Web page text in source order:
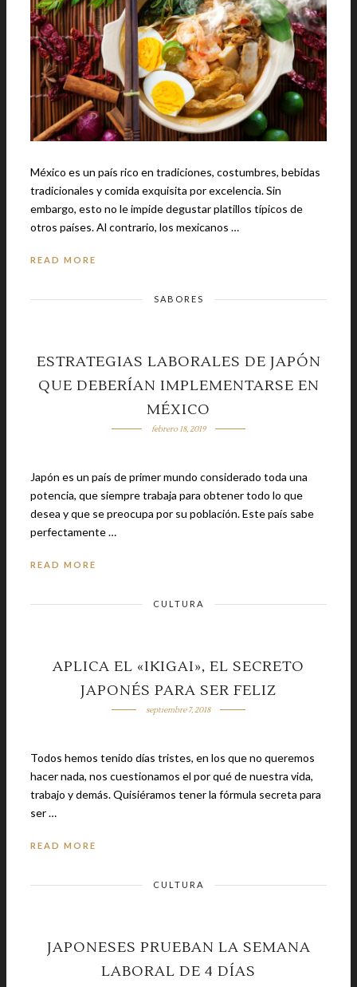
México es un país rico en tradiciones, costumbres, bebidas
tradicionales y comida exquisita por excelencia. Sin
embargo, esto no le impide degustar platillos típicos de
otros países. Al contrario, los mexicanos …
READ MORE
SABORES
ESTRATEGIAS LABORALES DE JAPÓN
QUE DEBERÍAN IMPLEMENTARSE EN
MÉXICO
febrero 18, 2019
Japón es un país de primer mundo considerado toda una
potencia, que siempre trabaja para obtener todo lo que
desea y que se preocupa por su población. Este país sabe
perfectamente …
READ MORE
CULTURA
APLICA EL «IKIGAI», EL SECRETO
JAPONÉS PARA SER FELIZ
septiembre 7, 2018
Todos hemos tenido días tristes, en los que no queremos
hacer nada, nos cuestionamos el por qué de nuestra vida,
trabajo y demás. Quisiéramos tener la fórmula secreta para
ser …
READ MORE
CULTURA
JAPONESES PRUEBAN LA SEMANA
LABORAL DE 4 DÍAS